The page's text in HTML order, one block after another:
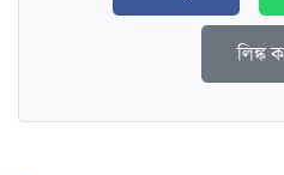
লিঙ্ক